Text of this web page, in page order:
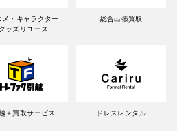
メ・キャラクター
グッズリユース
総合出張買取
＋買取サービス ドレスレンタル